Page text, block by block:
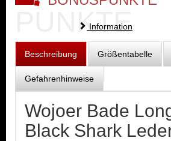
PUNKTE
Information
Beschreibung Größentabelle
Gefahrenhinweise
Wojoer Bade
Black Shark